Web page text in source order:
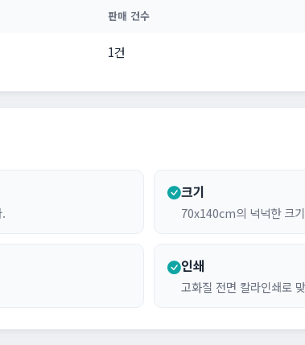
판매 건수
1건
크기
70x140cm의 넉넉한 크
인쇄
고화질 전면 칼라인쇄로